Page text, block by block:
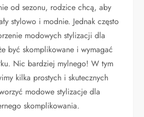
od sezonu, rodzice chcą, aby
stylowo i modnie. Jednak często
modowych stylizacji dla
być skomplikowane i wymagać
Nic bardziej mylnego! W tym
kilka prostych i skutecznych
modowe stylizacje dla
skomplikowania.